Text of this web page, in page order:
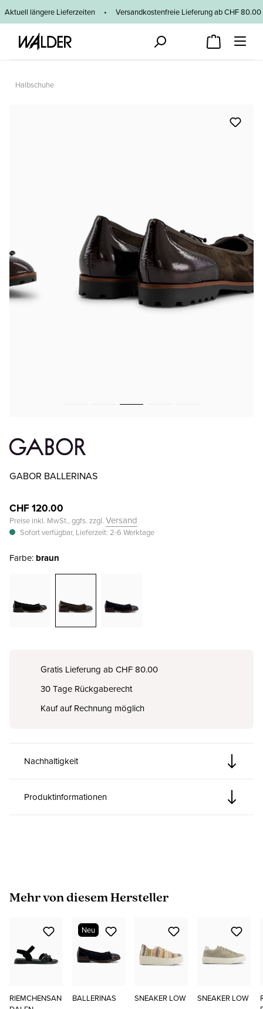
Zum Hauptinhalt springen
Aktuell längere Lieferzeiten • Versandkostenfreie Lieferung ab CHF
Halbschuhe
GABOR BALLERINAS
CHF 120.00
Preise inkl. MwSt., ggfs. zzgl. Versand
Sofort verfügbar, Lieferzeit: 2-6 Werktage
Farbe: braun
Gratis Lieferung ab CHF 80.00
30 Tage Rückgaberecht
Kauf auf Rechnung möglich
Nachhaltigkeit
Produktinformationen
Produktgalerie überspringen
Mehr von diesem Hersteller
RIEMCHENSAN
Neu
BALLERINAS
SNEAKER LOW
SNEAKER LOW